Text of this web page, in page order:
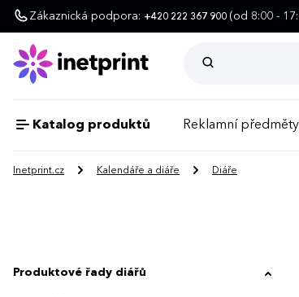
Zákaznická podpora: +420 222 367 900 (od 8:00 -
Katalog produktů Reklamní předměty
Inetprint.cz Kalendáře a diáře Diáře
Produktové řady diářů